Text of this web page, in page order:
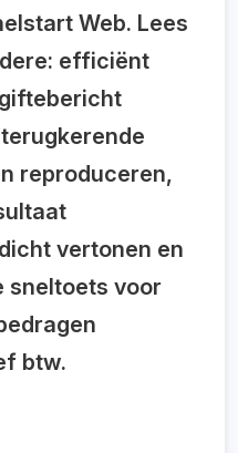
Web. Lees
efficiënt
reproduceren,
vertonen en
sneltoets voor
btw.